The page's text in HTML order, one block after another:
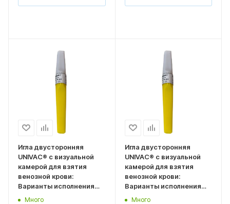
Игла двусторонняя
UNIVAC® с визуальной
камерой для взятия
венозной крови:
Варианты исполнения
Размер 0,9*32 мм
Много
Игла двусторонняя
UNIVAC® с визуальной
камерой для взятия
венозной крови:
Варианты исполнения
Размер 0,9*38 мм
Много